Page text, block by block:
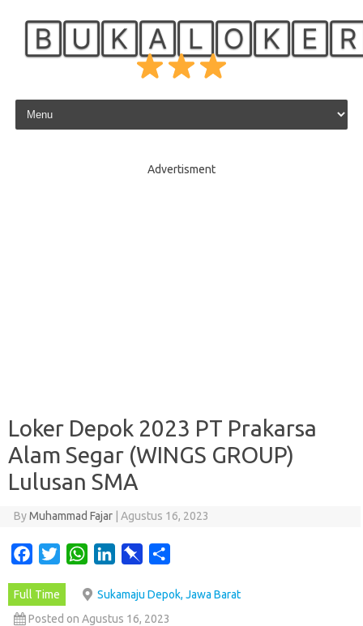
Skip to content
Advertisment
Loker Depok 2023 PT Prakarsa
Alam Segar (WINGS GROUP)
Lulusan SMA
ByMuhammad Fajar Agustus 16, 2023
c
e
t
W
a
t
n
k
n
b
a
Full Time
Sukamaju Depok, Jawa Barat
Posted on Agustus 16, 2023